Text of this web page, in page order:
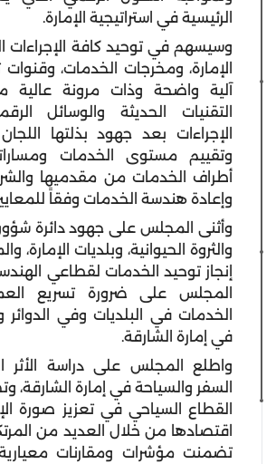
الرئيسية في استراتيجية الإمارة.
وسيسهم في توحيد كافة الإجراءات
الإمارة، ومخرجات الخدمات،
آلية واضحة وذات مرونة عالية
التقنيات الحديثة والوسائل
الإجراءات بعد جهود بذلتها
وتقييم مستوى الخدمات
أطراف الخدمات من مقدميها
وإعادة هندسة الخدمات وفقاً
وأثنى المجلس على جهود دائرة شؤون
والثروة الحيوانية، وبلديات الإمارة،
إنجاز توحيد الخدمات لقطاعي
المجلس على ضرورة تسريع
الخدمات في البلديات وفي الدوائر
في إمارة الشارقة.
واطلع المجلس على دراسة الأثر
السفر والسياحة في إمارة الشارقة،
القطاع السياحي في تعزيز صورة
اقتصادها من خلال العديد من
تضمنت مؤشرات ومقارنات